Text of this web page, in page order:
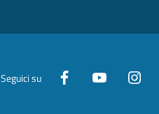
Seguici su